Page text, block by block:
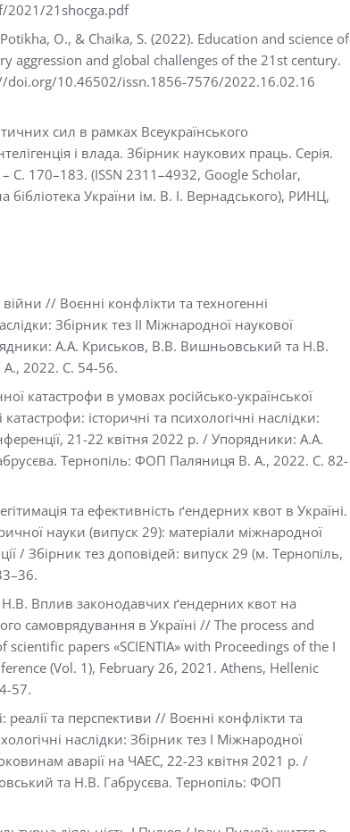
2021/21shocga.pdf
O., & Chaika, S. (2022). Education and science of
aggression and global challenges of the 21st century.
doi.org/10.46502/issn.1856-7576/2022.16.02.16
сил в рамках Всеукраїнського
і влада. Збірник наукових праць. Серія.
С. 170–183. (ISSN 2311–4932, Google Scholar,
бібліотека України ім. В. І. Вернадського), РИНЦ,
// Воєнні конфлікти та техногенні
Збірник тез ІІ Міжнародної наукової
А.А. Криськов, В.В. Вишньовський та Н.В.
2022. С. 54-56.
катастрофи в умовах російсько-української
історичні та психологічні наслідки:
21-22 квітня 2022 р. / Упорядники: А.А.
Тернопіль: ФОП Паляниця В. А., 2022. С. 82-
та ефективність ґендерних квот в Україні.
науки (випуск 29): матеріали міжнародної
/ Збірник тез доповідей: випуск 29 (м. Тернопіль,
Вплив законодавчих ґендерних квот на
самоврядування в Україні // The process and
papers «SCIENTIA» with Proceedings of the I
(Vol. 1), February 26, 2021. Athens, Hellenic
57.
та перспективи // Воєнні конфлікти та
наслідки: Збірник тез І Міжнародної
аварії на ЧАЕС, 22-23 квітня 2021 р. /
та Н.В. Габрусєва. Тернопіль: ФОП